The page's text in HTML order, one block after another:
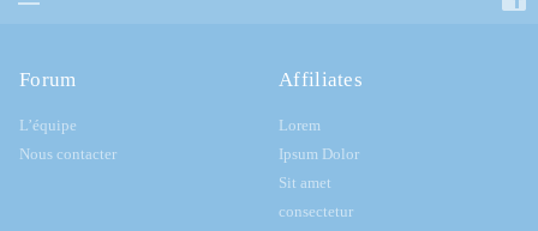
Forum
L’équipe
Nous contacter
Affiliates
Lorem
Ipsum Dolor
Sit amet
consectetur